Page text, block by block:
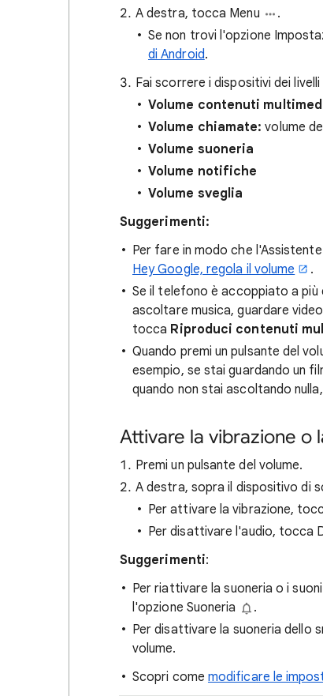
A destra, tocca Menu
.
Se non trovi l'opzione
di Android.
Fai scorrere i dispositivi dei
Volume contenuti
Volume chiamate: volume
Volume suoneria
Volume notifiche
Volume sveglia
Suggerimenti:
Per fare in modo che
Hey Google, regola il volume
.
Se il telefono è accoppiato a
ascoltare musica, guardare
tocca Riproduci contenuti
Quando premi un pulsante del
esempio, se stai guardando un
quando non stai ascoltando
Attivare la vibrazione o
Premi un pulsante del volume.
A destra, sopra il dispositivo di
Per attivare la vibrazione,
Per disattivare l'audio, tocca
Suggerimenti:
Per riattivare la suoneria o i
l'opzione Suoneria
.
Per disattivare la suoneria dello
volume.
Scopri come modificare le